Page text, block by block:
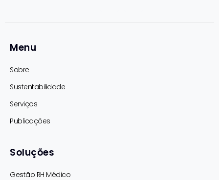
Menu
Sobre
Sustentabilidade
Serviços
Publicações
Soluções
Gestão RH Médico